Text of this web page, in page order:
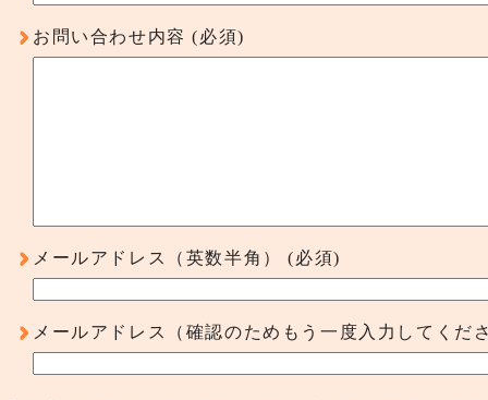
お問い合わせ内容 (必須)
メールアドレス（英数半角） (必須)
メールアドレス（確認のためもう一度入力してくだ